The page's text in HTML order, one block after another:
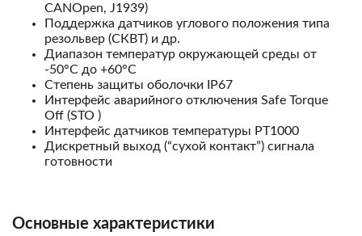
CANOpen, J1939)
Поддержка датчиков углового положения типа
резольвер (СКВТ) и др.
Диапазон температур окружающей среды от
-50°С до +60°С
Степень защиты оболочки IP67
Интерфейс аварийного отключения Safe Torque
Off (STO )
Интерфейс датчиков температуры PT1000
Дискретный выход (“сухой контакт”) сигнала
готовности
Основные характеристики